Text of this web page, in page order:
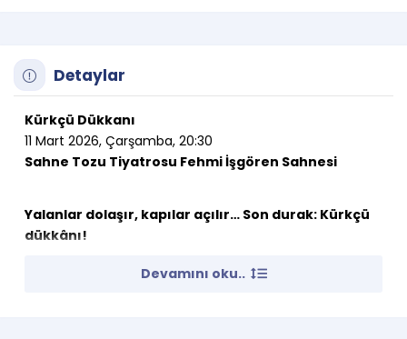
Detaylar
Kürkçü Dükkanı
11 Mart 2026, Çarşamba, 20:30
Sahne Tozu Tiyatrosu Fehmi İşgören Sahnesi
Yalanlar dolaşır, kapılar açılır… Son durak: Kürkçü
dükkânı!
Devamını oku..